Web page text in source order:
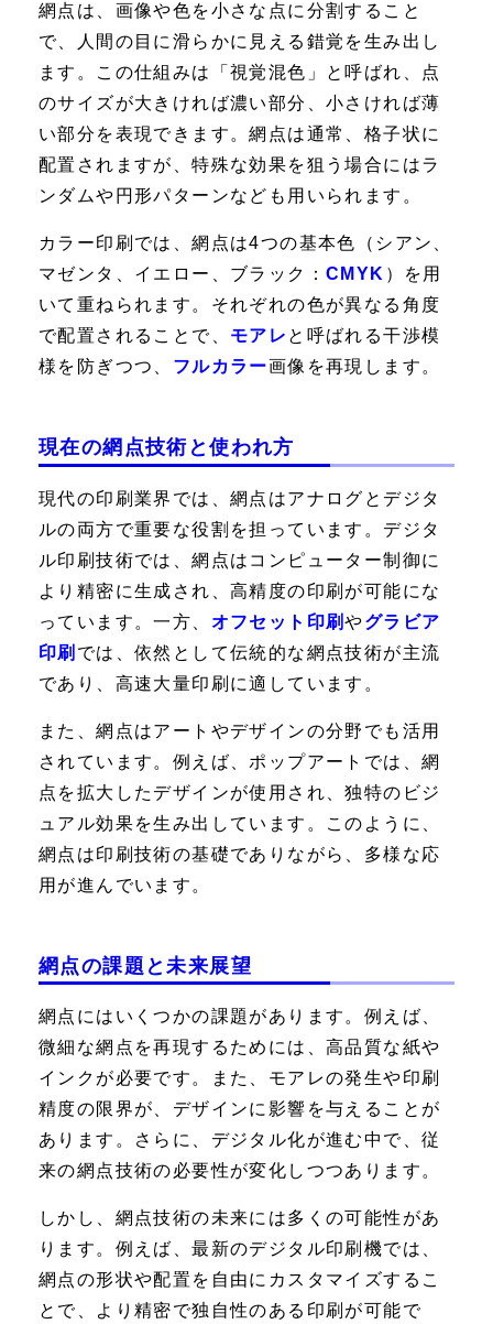
網点は、画像や色を小さな点に分割すること
で、人間の目に滑らかに見える錯覚を生み出し
ます。この仕組みは「視覚混色」と呼ばれ、点
のサイズが大きければ濃い部分、小さければ薄
い部分を表現できます。網点は通常、格子状に
配置されますが、特殊な効果を狙う場合にはラ
ンダムや円形パターンなども用いられます。
カラー印刷では、網点は4つの基本色（シアン、
マゼンタ、イエロー、ブラック： CMYK ）を用
いて重ねられます。それぞれの色が異なる角度
で配置されることで、 モアレ と呼ばれる干渉模
様を防ぎつつ、 フルカラー画像を再現します。
現在の網点技術と使われ方
現代の印刷業界では、網点はアナログとデジタ
ルの両方で重要な役割を担っています。デジタ
ル印刷技術では、網点はコンピューター制御に
より精密に生成され、高精度の印刷が可能にな
っています。一方、 オフセット印刷やグラビア
印刷 では、依然として伝統的な網点技術が主流
であり、高速大量印刷に適しています。
また、網点はアートやデザインの分野でも活用
されています。例えば、ポップアートでは、網
点を拡大したデザインが使用され、独特のビジ
ュアル効果を生み出しています。このように、
網点は印刷技術の基礎でありながら、多様な応
用が進んでいます。
網点の課題と未来展望
網点にはいくつかの課題があります。例えば、
微細な網点を再現するためには、高品質な紙や
インクが必要です。また、モアレの発生や印刷
精度の限界が、デザインに影響を与えることが
あります。さらに、デジタル化が進む中で、従
来の網点技術の必要性が変化しつつあります。
しかし、網点技術の未来には多くの可能性があ
ります。例えば、最新のデジタル印刷機では、
網点の形状や配置を自由にカスタマイズするこ
とで、より精密で独自性のある印刷が可能で